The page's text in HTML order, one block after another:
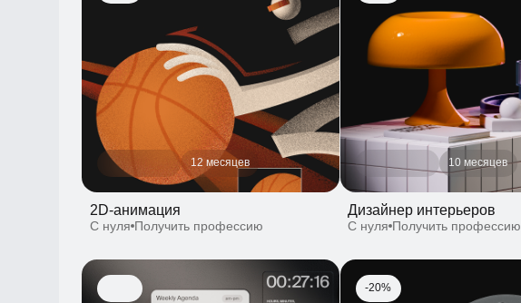
12 месяцев
2D-анимация
С нуля Получить профессию
10 месяцев
Дизайнер интерьеров
С нуля Получить профессию
-20%